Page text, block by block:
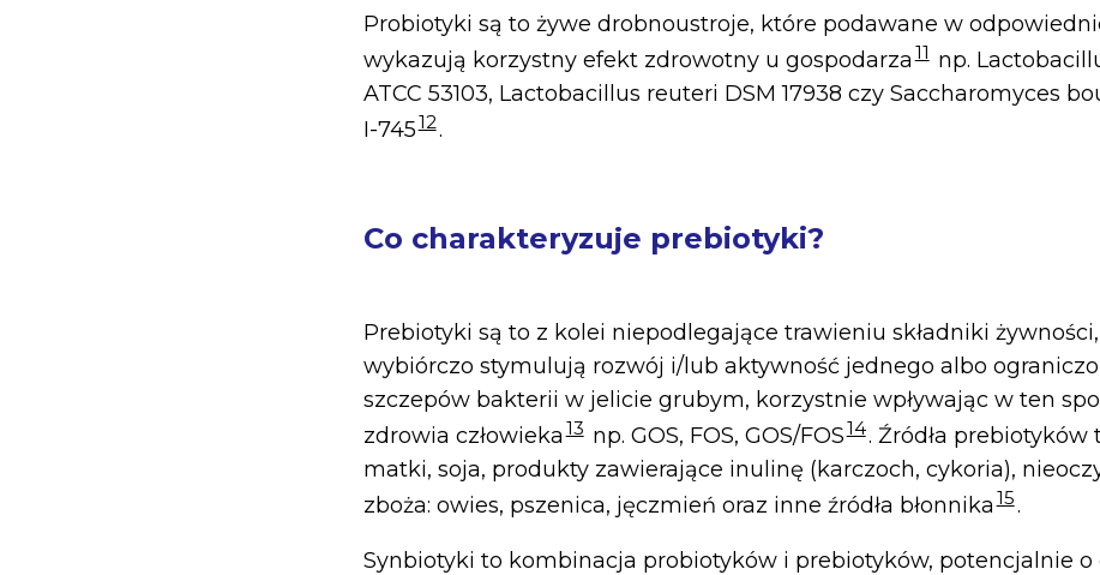
Probiotyki są to żywe drobnoustroje, które podawane w
wykazują korzystny efekt zdrowotny u gospodarza 11 np.
ATCC 53103, Lactobacillus reuteri DSM 17938 czy Saccharomyces
I-74512.
Co charakteryzuje prebiotyki?
Prebiotyki są to z kolei niepodlegające trawieniu składniki
wybiórczo stymulują rozwój i/lub aktywność jednego albo
szczepów bakterii w jelicie grubym, korzystnie wpływając w ten
zdrowia człowieka 13 np. GOS, FOS, GOS/FOS14. Źródła prebiotyków
matki, soja, produkty zawierające inulinę (karczoch, cykoria),
zboża: owies, pszenica, jęczmień oraz inne źródła błonnika 15.
Synbiotyki to kombinacja probiotyków i prebiotyków, potencjalnie o